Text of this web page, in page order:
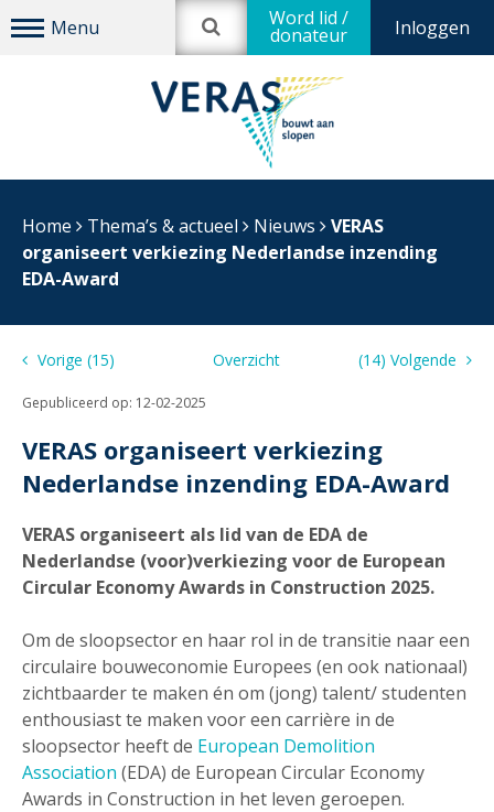
Inloggen
Word lid /
donateur
Home Thema’s & actueel Nieuws
VERAS
organiseert verkiezing Nederlandse inzending
EDA-Award
Vorige (15) Overzicht (14) Volgende
Gepubliceerd op: 12-02-2025
VERAS organiseert verkiezing
Nederlandse inzending EDA-Award
VERAS organiseert als lid van de EDA de
Nederlandse (voor)verkiezing voor de European
Circular Economy Awards in Construction 2025.
Om de sloopsector en haar rol in de transitie naar een
circulaire bouweconomie Europees (en ook nationaal)
zichtbaarder te maken én om (jong) talent/ studenten
enthousiast te maken voor een carrière in de
sloopsector heeft de European Demolition
Association (EDA) de European Circular Economy
Awards in Construction in het leven geroepen.